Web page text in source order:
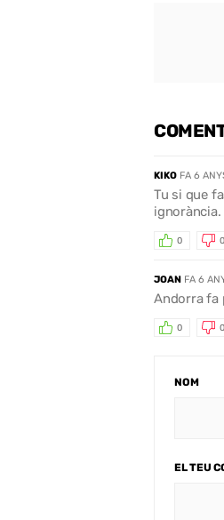
KIKO FA 6
Tu si que
ignorància.
0 0
JOAN FA 6
Andorra fa
0 0
NOM
EL TEU